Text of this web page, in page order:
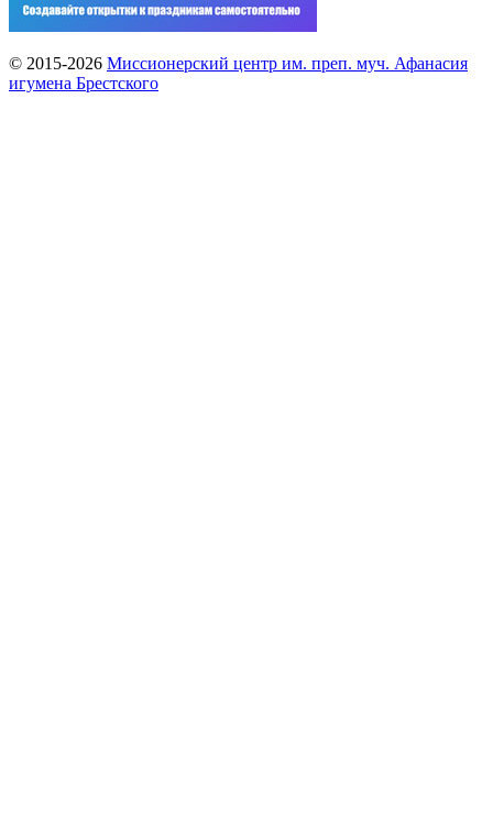
© 2015-2026 Миссионерский центр им. преп. муч. Афанасия
игумена Брестского